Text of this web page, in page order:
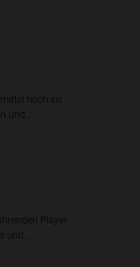
hoch im
und…
Player
und…